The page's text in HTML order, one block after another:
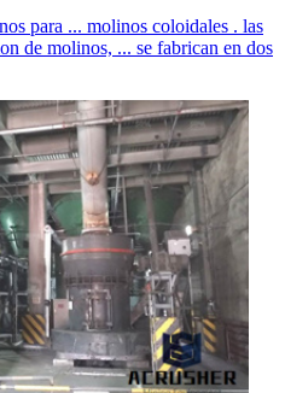
para ... molinos coloidales . las
de molinos, ... se fabrican en dos